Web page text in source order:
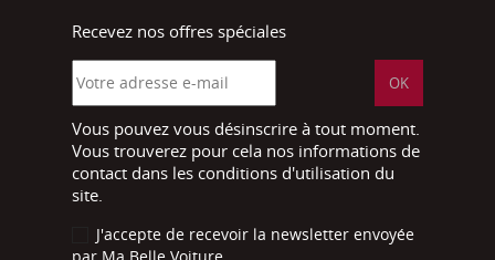
Recevez nos offres spéciales
Vous pouvez vous désinscrire à tout moment.
Vous trouverez pour cela nos informations de
contact dans les conditions d'utilisation du
site.
J'accepte de recevoir la newsletter envoyée
par Ma Belle Voiture